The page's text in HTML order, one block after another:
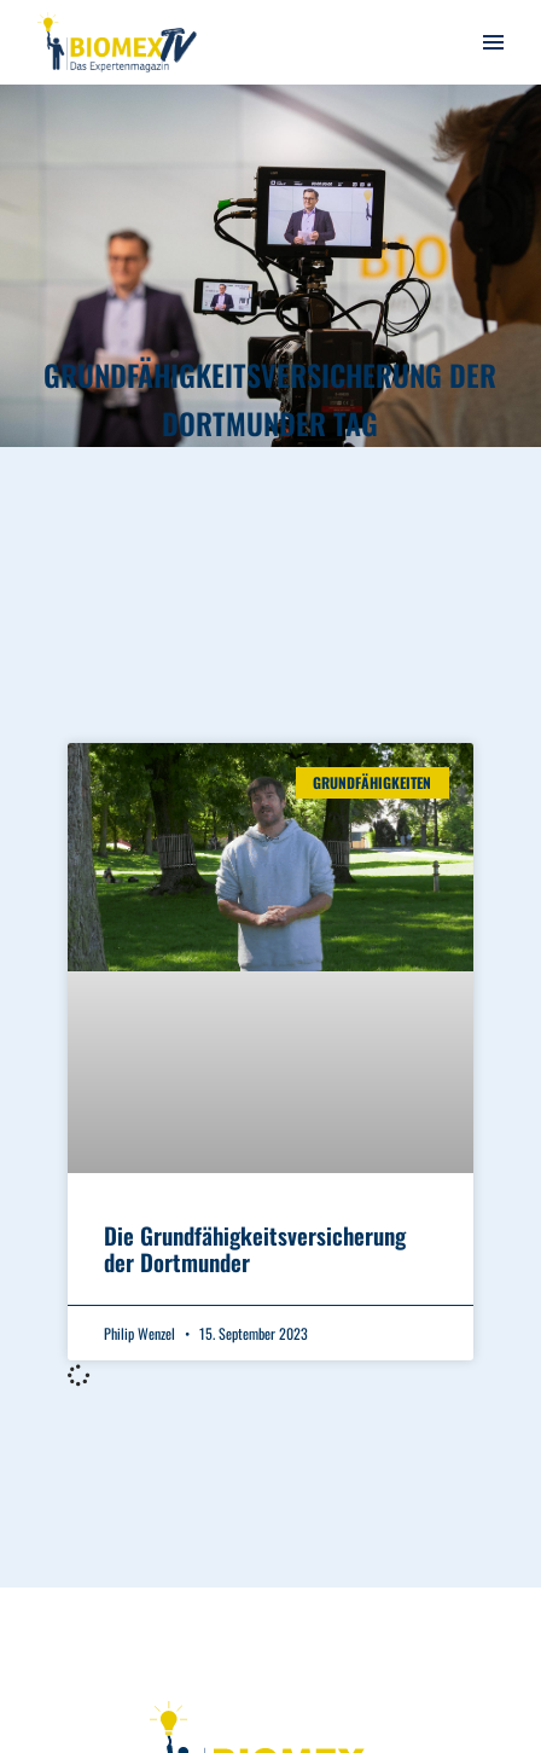
GRUNDFÄHIGKEITSVERSICHERUNG DER
DORTMUNDER TAG
GRUNDFÄHIGKEITEN
Die Grundfähigkeitsversicherung
der Dortmunder
Philip Wenzel 15. September 2023